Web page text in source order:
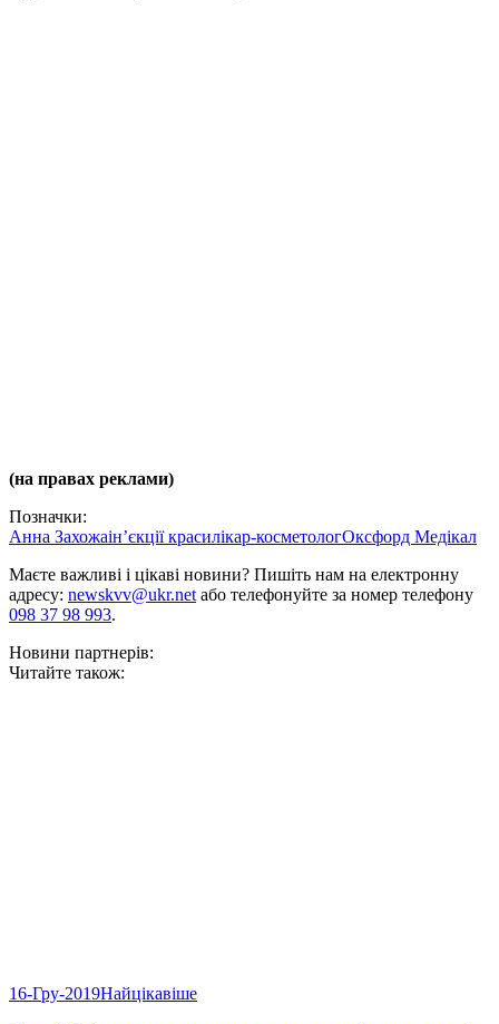
(на правах реклами)
Позначки:
Анна Захожаін’єкції красилікар-косметологОксфорд Медікал
Маєте важливі і цікаві новини? Пишіть нам на електронну
адресу: newskvv@ukr.netабо телефонуйте за номер телефону
098 37 98 993.
Новини партнерів:
Читайте також:
16-Гру-2019Найцікавіше